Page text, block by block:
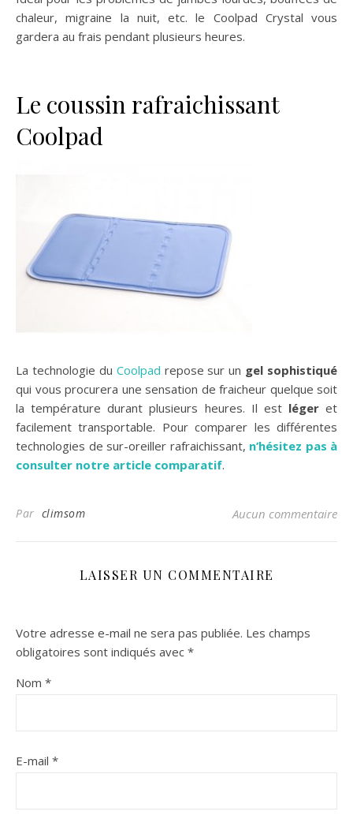
chaleur, migraine la nuit, etc. le Coolpad Crystal vous
gardera au frais pendant plusieurs heures.
Le coussin rafraichissant
Coolpad
La technologie du Coolpad repose sur un gel sophistiqué
qui vous procurera une sensation de fraicheur quelque soit
la température durant plusieurs heures. Il est légeret
facilement transportable. Pour comparer les différentes
technologies de sur-oreiller rafraichissant, n’hésitez pas à
consulter notre article comparatif.
Par climsom Aucun commentaire
LAISSER UN COMMENTAIRE
Votre adresse e-mail ne sera pas publiée. Les champs
obligatoires sont indiqués avec *
Nom *
E-mail *